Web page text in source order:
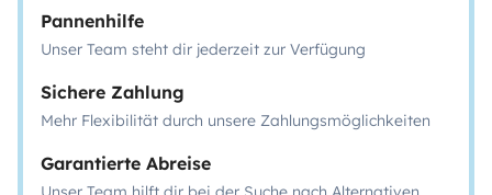
Pannenhilfe
Unser Team steht dir jederzeit zur Verfügung
Sichere Zahlung
Mehr Flexibilität durch unsere Zahlungsmöglichkeiten
Garantierte Abreise